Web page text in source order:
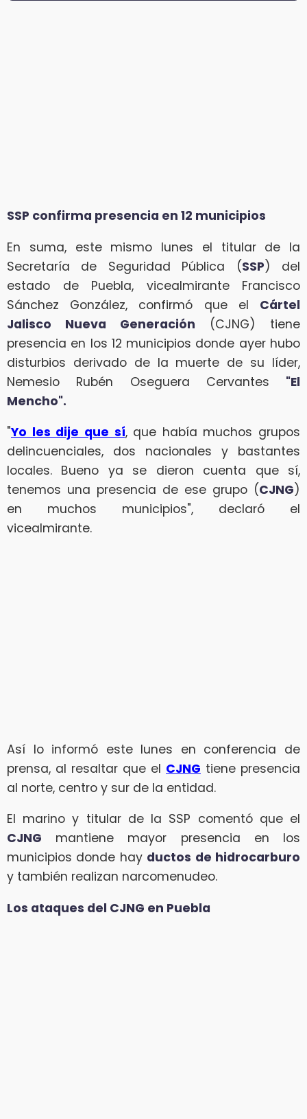
SSP confirma presencia en 12 municipios
En suma, este mismo lunes el titular de la
Secretaría de Seguridad Pública (SSP) del
estado de Puebla, vicealmirante Francisco
Sánchez González, confirmó que el Cártel
Jalisco Nueva Generación (CJNG) tiene
presencia en los 12 municipios donde ayer hubo
disturbios derivado de la muerte de su líder,
Nemesio Rubén Oseguera Cervantes "El
Mencho".
"Yo les dije que sí, que había muchos grupos
delincuenciales, dos nacionales y bastantes
locales. Bueno ya se dieron cuenta que sí,
tenemos una presencia de ese grupo (CJNG)
en muchos municipios", declaró el
vicealmirante.
Así lo informó este lunes en conferencia de
prensa, al resaltar que el CJNG tiene presencia
al norte, centro y sur de la entidad.
El marino y titular de la SSP comentó que el
CJNG mantiene mayor presencia en los
municipios donde hay ductos de hidrocarburo
y también realizan narcomenudeo.
Los ataques del CJNG en Puebla